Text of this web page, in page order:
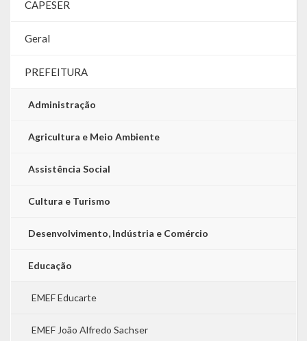
CAPESER
Geral
PREFEITURA
Administração
Agricultura e Meio Ambiente
Assistência Social
Cultura e Turismo
Desenvolvimento, Indústria e Comércio
Educação
EMEF Educarte
EMEF João Alfredo Sachser